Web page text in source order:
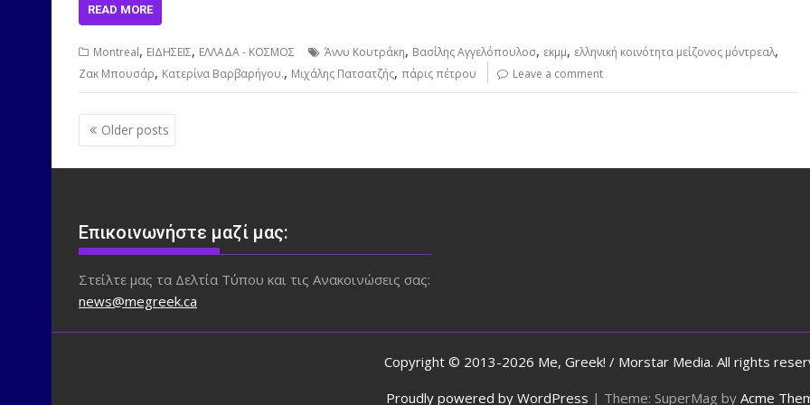
READ MORE
Montreal, ΕΙΔΗΣΕΙΣ, ΕΛΛΑΔΑ - ΚΟΣΜΟΣ Άννυ Κουτράκη, Βασίλης Αγγελόπουλοσ, εκμμ, ελληνική κοινότητα μείζονος μόντρεαλ,
Ζακ Μπουσάρ, Κατερίνα Βαρβαρήγου., Μιχάλης Πατσατζής, πάρις πέτρου Leave a comment
Posts
navigation
Older posts
Επικοινωνήστε μαζί μας:
Στείλτε μας τα Δελτία Τύπου και τις Ανακοινώσεις σας:
news@megreek.ca
Copyright © 2013-2026 Me, Greek! / Morstar Media. All rights
Proudly powered by WordPress | Theme: SuperMag by Acme